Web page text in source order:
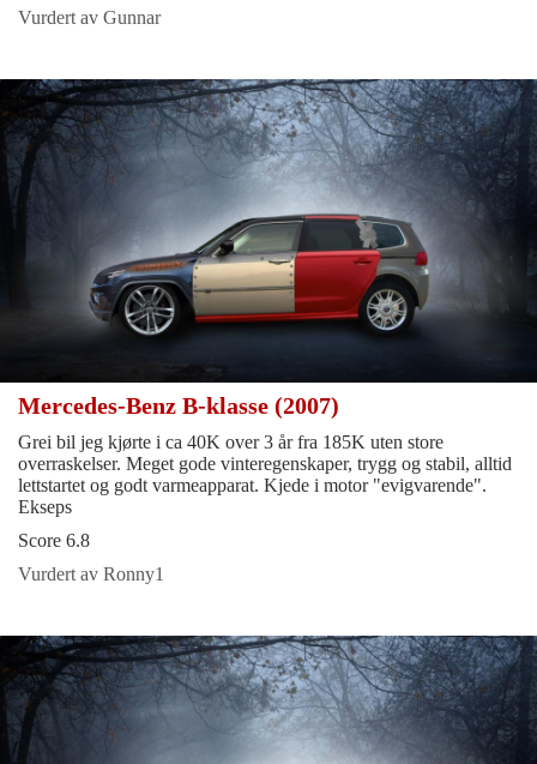
Vurdert av Gunnar
Mercedes-Benz B-klasse (2007)
Grei bil jeg kjørte i ca 40K over 3 år fra 185K uten store
overraskelser. Meget gode vinteregenskaper, trygg og stabil, alltid
lettstartet og godt varmeapparat. Kjede i motor "evigvarende".
Ekseps
Score 6.8
Vurdert av Ronny1